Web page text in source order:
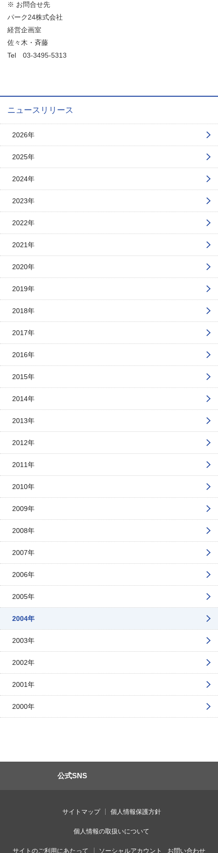
※ お問合せ先
パーク24株式会社
経営企画室
佐々木・斉藤
Tel 03-3495-5313
ニュースリリース
2026年
2025年
2024年
2023年
2022年
2021年
2020年
2019年
2018年
2017年
2016年
2015年
2014年
2013年
2012年
2011年
2010年
2009年
2008年
2007年
2006年
2005年
2004年
2003年
2002年
2001年
2000年
公式SNS
サイトマップ 個人情報保護方針
個人情報の取扱いについて
サイトのご利用にあたって ソーシャルアカウント お問い合わせ